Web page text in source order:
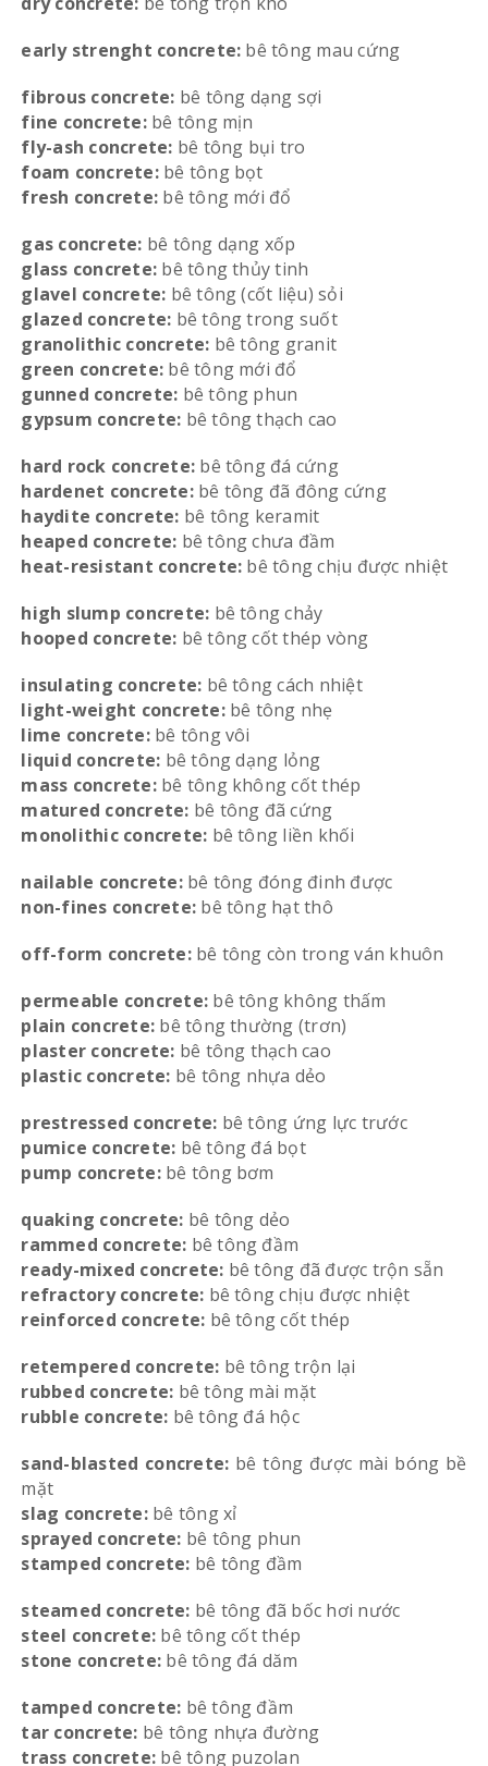
early strenght concrete: bê tông mau cứng
fibrous concrete: bê tông dạng sợi
fine concrete: bê tông mịn
fly-ash concrete: bê tông bụi tro
foam concrete:bê tông bọt
fresh concrete: bê tông mới đổ
gas concrete: bê tông dạng xốp
glass concrete: bê tông thủy tinh
glavel concrete: bê tông (cốt liệu) sỏi
glazed concrete: bê tông trong suốt
granolithic concrete: bê tông granit
green concrete: bê tông mới đổ
gunned concrete: bê tông phun
gypsum concrete: bê tông thạch cao
hard rock concrete: bê tông đá cứng
hardenet concrete:bê tông đã đông cứng
haydite concrete: bê tông keramit
heaped concrete: bê tông chưa đầm
heat-resistant concrete: bê tông chịu được nhiệt
high slump concrete: bê tông chảy
hooped concrete: bê tông cốt thép vòng
insulating concrete: bê tông cách nhiệt
light-weight concrete:bê tông nhẹ
lime concrete: bê tông vôi
liquid concrete: bê tông dạng lỏng
mass concrete:bê tông không cốt thép
matured concrete: bê tông đã cứng
monolithic concrete: bê tông liền khối
nailable concrete:bê tông đóng đinh được
non-fines concrete: bê tông hạt thô
off-form concrete:bê tông còn trong ván khuôn
permeable concrete: bê tông không thấm
plain concrete: bê tông thường (trơn)
plaster concrete: bê tông thạch cao
plastic concrete: bê tông nhựa dẻo
prestressed concrete: bê tông ứng lực trước
pumice concrete: bê tông đá bọt
pump concrete:bê tông bơm
quaking concrete: bê tông dẻo
rammed concrete: bê tông đầm
ready-mixed concrete: bê tông đã được trộn sẵn
refractory concrete: bê tông chịu được nhiệt
reinforced concrete: bê tông cốt thép
retempered concrete: bê tông trộn lại
rubbed concrete: bê tông mài mặt
rubble concrete: bê tông đá hộc
sand-blasted concrete: bê tông được mài bóng bề
mặt
slag concrete:bê tông xỉ
sprayed concrete: bê tông phun
stamped concrete: bê tông đầm
steamed concrete: bê tông đã bốc hơi nước
steel concrete: bê tông cốt thép
stone concrete: bê tông đá dăm
tamped concrete: bê tông đầm
tar concrete: bê tông nhựa đường
trass concrete: bê tông puzolan